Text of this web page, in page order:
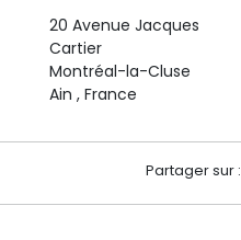
20 Avenue Jacques
Cartier
Montréal-la-Cluse
Ain , France
Partager sur :